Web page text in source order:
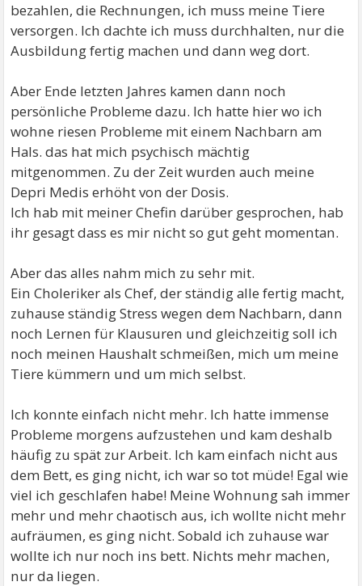
bezahlen, die Rechnungen, ich muss meine Tiere
versorgen. Ich dachte ich muss durchhalten, nur die
Ausbildung fertig machen und dann weg dort.
Aber Ende letzten Jahres kamen dann noch
persönliche Probleme dazu. Ich hatte hier wo ich
wohne riesen Probleme mit einem Nachbarn am
Hals. das hat mich psychisch mächtig
mitgenommen. Zu der Zeit wurden auch meine
Depri Medis erhöht von der Dosis.
Ich hab mit meiner Chefin darüber gesprochen, hab
ihr gesagt dass es mir nicht so gut geht momentan.
Aber das alles nahm mich zu sehr mit.
Ein Choleriker als Chef, der ständig alle fertig macht,
zuhause ständig Stress wegen dem Nachbarn, dann
noch Lernen für Klausuren und gleichzeitig soll ich
noch meinen Haushalt schmeißen, mich um meine
Tiere kümmern und um mich selbst.
Ich konnte einfach nicht mehr. Ich hatte immense
Probleme morgens aufzustehen und kam deshalb
häufig zu spät zur Arbeit. Ich kam einfach nicht aus
dem Bett, es ging nicht, ich war so tot müde! Egal wie
viel ich geschlafen habe! Meine Wohnung sah immer
mehr und mehr chaotisch aus, ich wollte nicht mehr
aufräumen, es ging nicht. Sobald ich zuhause war
wollte ich nur noch ins bett. Nichts mehr machen,
nur da liegen.